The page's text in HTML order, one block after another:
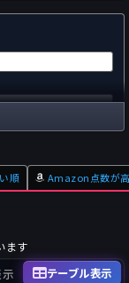
Pt
順 Amazon点数が
ます
テーブル表示